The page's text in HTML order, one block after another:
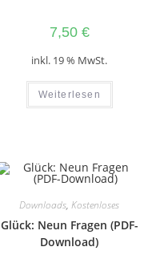
7,50 €
inkl. 19 % MwSt.
Weiterlesen
Downloads,Kostenloses
Glück: Neun Fragen (PDF-
Download)